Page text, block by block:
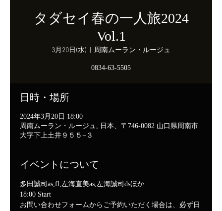
タダセイ春の一人旅2024
Vol.1
3月20日(水) 周南ムーラン・ルージュ
0834-63-5505
日時・場所
2024年3月20日 18:00
周南ムーラン・ルージュ, 日本、〒746-0082 山口県周南市
大字下上土井９５５−３
イベントについて
多田誠司as,fl,左海直美as,左海誠司dsほか
18:00 Start
お問い合わせフォームからご予約いただく場合は、必ず日